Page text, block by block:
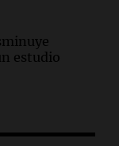
estudio
en EE.UU.